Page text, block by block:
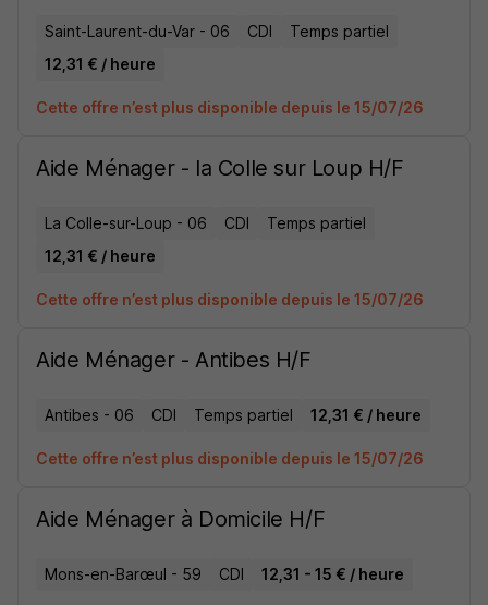
Saint-Laurent-du-Var - 06 CDI
Temps partiel
12,31 € / heure
Cette offre n’est plus disponible depuis le 15/07/26
Aide Ménager - la Colle sur Loup H/F
La Colle-sur-Loup - 06 CDI
Temps partiel
12,31 € / heure
Cette offre n’est plus disponible depuis le 15/07/26
Aide Ménager - Antibes H/F
Antibes - 06 CDI Temps partiel 12,31 € / heure
Cette offre n’est plus disponible depuis le 15/07/26
Aide Ménager à Domicile H/F
Mons-en-Barœul - 59 CDI 12,31 - 15 € / heure